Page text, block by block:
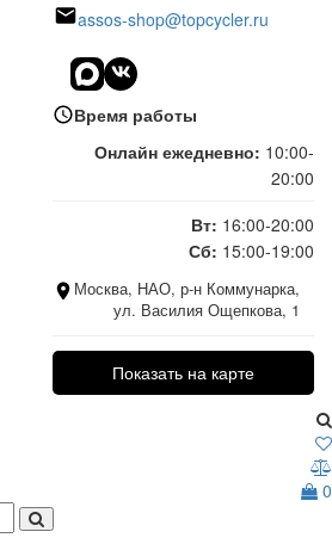
assos-shop@topcycler.ru
Время работы
Онлайн ежедневно: 10:00-
20:00
Вт: 16:00-20:00
Сб: 15:00-19:00
Москва, НАО, р-н Коммунарка,
ул. Василия Ощепкова, 1
Показать на карте
0